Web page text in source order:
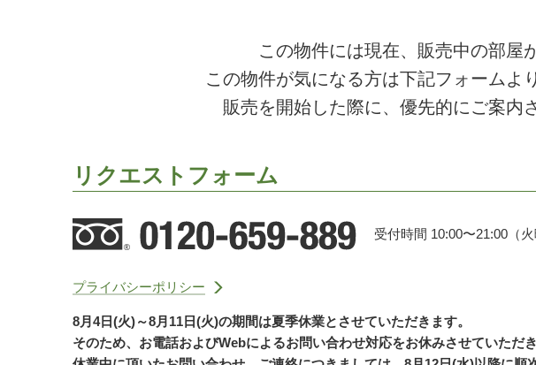
この物件には現在、販売中の部屋
この物件が気になる方は下記フォームよ
販売を開始した際に、優先的にご案内
リクエストフォーム
受付時間 10:00〜21:00（火
プライバシーポリシー
8月4日(火)～8月11日(火)の期間は夏季休業とさせていただきます。
そのため、お電話およびWebによるお問い合わせ対応をお休みさせていただき